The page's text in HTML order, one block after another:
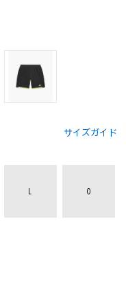
サイズガイド
O